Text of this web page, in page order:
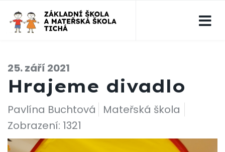
Hrajeme divadlo
Pavlína Buchtová Mateřská škola
25. září 2021
Zobrazení: 1321